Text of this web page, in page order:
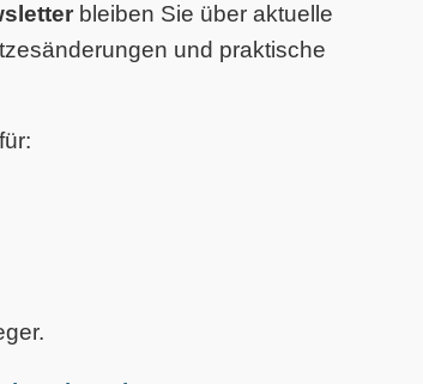
bleiben Sie über aktuelle
und praktische